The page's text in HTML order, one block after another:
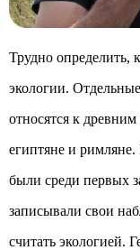
Трудно определить,
экологии.
относятся к
египтяне и
были среди первых
записывали свои
считать экологией.